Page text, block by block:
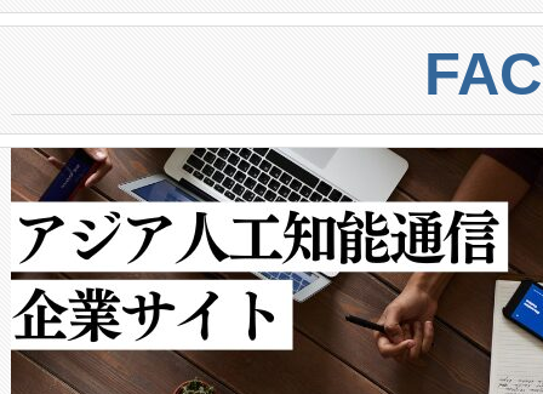
centers. Voltaiqは、ai&のAI
からシステム統合、試運転、
クルの各段階のデータを監視
[…]
ートル先まで検出でき、これ
トに対して約600メートルに
では、反射率10％のターゲッ
で向上し、最大検知距離は
ットだけで最大1キロメート
ルの変電所周囲を監視でき、
作業と点群処理を簡素化でき
Avia 2は、2種類のFOVオプシ